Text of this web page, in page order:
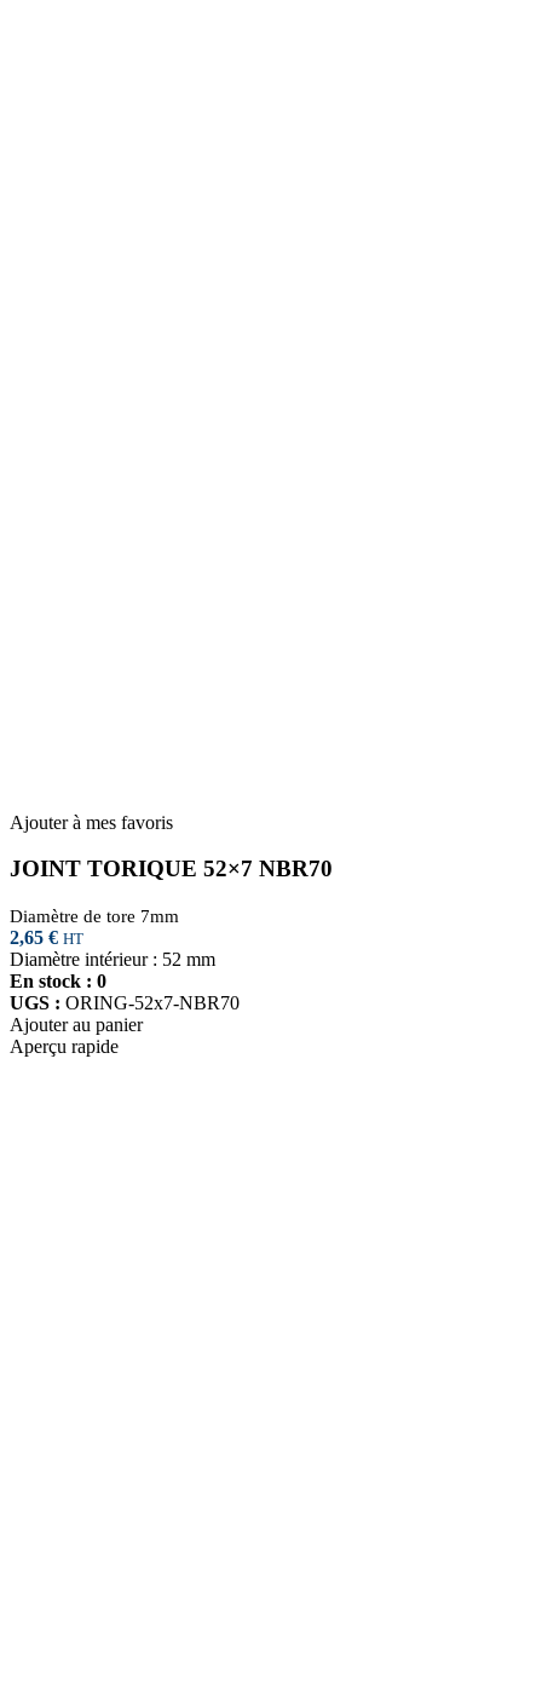
Ajouter à mes favoris
JOINT TORIQUE 52×7 NBR70
Diamètre de tore 7mm
2,65 € HT
Diamètre intérieur : 52 mm
En stock : 0
UGS : ORING-52x7-NBR70
Ajouter au panier
Aperçu rapide